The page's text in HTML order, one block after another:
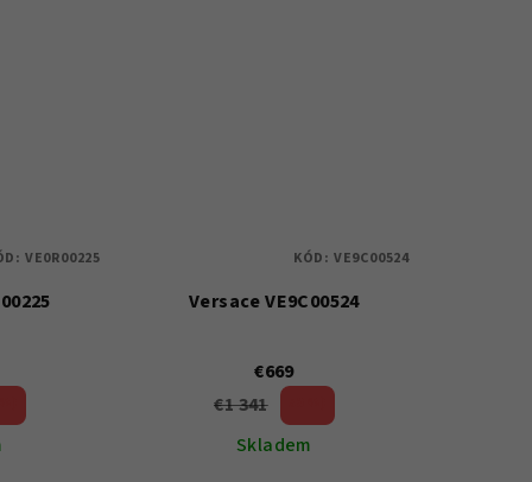
VE0R00225
Versace VE9C00524
€669
€1 341
Skladem
KÓD: VE9C00524